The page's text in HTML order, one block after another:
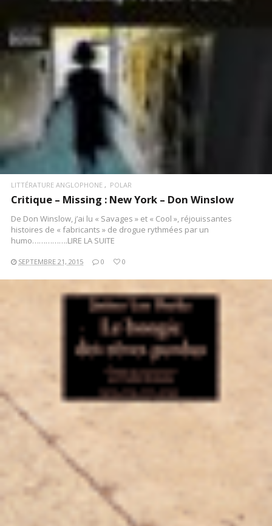
LITTÉRATURE ANGLOPHONE POLAR
Critique – Missing : New York – Don Winslow
De Don Winslow, j’ai lu « Savages » et « Cool », réjouissantes
histoires de « fabricants » de drogue rythmées par un
humo…………….LIRE LA SUITE
SEPTEMBRE 21, 2015 0 0
LIRE LA SUITE